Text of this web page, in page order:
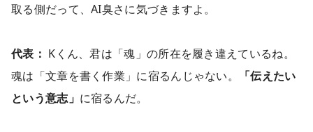
取る側だって、AI臭さに気づきますよ。
代表： Kくん、君は「魂」の所在を履き違えているね。
魂は「文章を書く作業」に宿るんじゃない。
「伝えたい
という意志」 に宿るんだ。